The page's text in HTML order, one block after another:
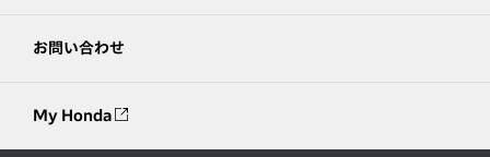
お問い合わせ
My Honda